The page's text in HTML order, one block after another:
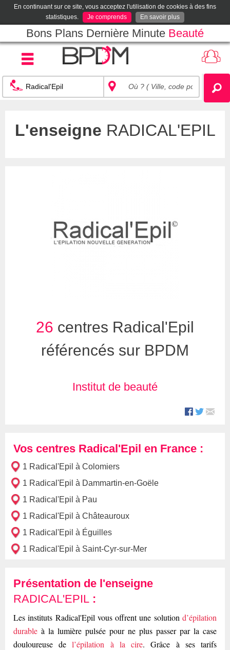
En continuant sur ce site, vous acceptez l'utilisation de cookies à des fins
statistiques.
Je comprends En savoir plus
Bons Plans Dernière Minute Beauté
L'enseigne RADICAL'EPIL
26 centres Radical'Epil
référencés sur BPDM
Institut de beauté
Vos centres Radical'Epil en France :
1 Radical'Epil à Colomiers
1 Radical'Epil à Dammartin-en-Goële
1 Radical'Epil à Pau
1 Radical'Epil à Châteauroux
1 Radical'Epil à Éguilles
1 Radical'Epil à Saint-Cyr-sur-Mer
Présentation de l'enseigne
RADICAL'EPIL :
Les instituts Radical'Epil vous offrent une solution d’épilation
durable à la lumière pulsée pour ne plus passer par la case
douloureuse del’épilation à la cire. Grâce à ses tarifs